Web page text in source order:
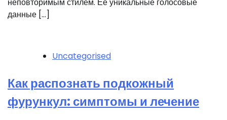
данные […]
Uncategorised
Как распознать подкожный
фурункул: симптомы и лечение